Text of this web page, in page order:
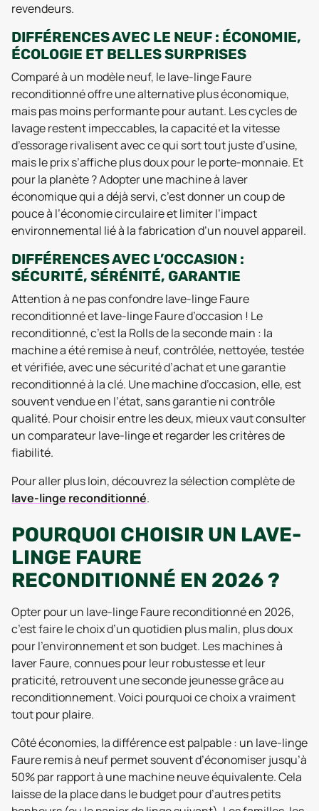
revendeurs.
DIFFÉRENCES AVEC LE NEUF : ÉCONOMIE,
ÉCOLOGIE ET BELLES SURPRISES
Comparé à un modèle neuf, le lave-linge Faure
reconditionné offre une alternative plus économique,
mais pas moins performante pour autant. Les cycles de
lavage restent impeccables, la capacité et la vitesse
d’essorage rivalisent avec ce qui sort tout juste d’usine,
mais le prix s’affiche plus doux pour le porte-monnaie. Et
pour la planète ? Adopter une machine à laver
économique qui a déjà servi, c’est donner un coup de
pouce à l’économie circulaire et limiter l’impact
environnemental lié à la fabrication d’un nouvel appareil.
DIFFÉRENCES AVEC L’OCCASION :
SÉCURITÉ, SÉRÉNITÉ, GARANTIE
Attention à ne pas confondre lave-linge Faure
reconditionné et lave-linge Faure d’occasion ! Le
reconditionné, c’est la Rolls de la seconde main : la
machine a été remise à neuf, contrôlée, nettoyée, testée
et vérifiée, avec une sécurité d’achat et une garantie
reconditionné à la clé. Une machine d’occasion, elle, est
souvent vendue en l’état, sans garantie ni contrôle
qualité. Pour choisir entre les deux, mieux vaut consulter
un comparateur lave-linge et regarder les critères de
fiabilité.
Pour aller plus loin, découvrez la sélection complète de
lave-linge reconditionné.
POURQUOI CHOISIR UN LAVE-
LINGE FAURE
RECONDITIONNÉ EN 2026 ?
Opter pour un lave-linge Faure reconditionné en 2026,
c’est faire le choix d’un quotidien plus malin, plus doux
pour l’environnement et son budget. Les machines à
laver Faure, connues pour leur robustesse et leur
praticité, retrouvent une seconde jeunesse grâce au
reconditionnement. Voici pourquoi ce choix a vraiment
tout pour plaire.
Côté économies, la différence est palpable : un lave-linge
Faure remis à neuf permet souvent d’économiser jusqu’à
50% par rapport à une machine neuve équivalente. Cela
laisse de la place dans le budget pour d’autres petits